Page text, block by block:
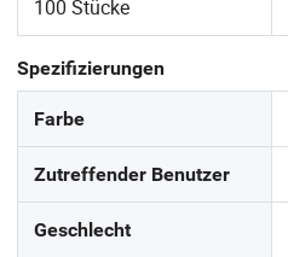
100 Stücke
Spezifizierungen
Farbe
Zutreffender Benutzer
Geschlecht